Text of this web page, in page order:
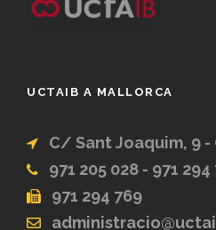
UCTAIB A MALLORCA
C/ Sant Joaquim, 9 -
971 205 028 - 971 294
971 294 769